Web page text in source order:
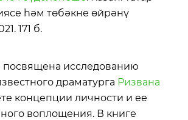
һәм төбәкне өйрәнү
171 б.
исследованию
драматурга Ризвана
концепции личности и ее
воплощения. В книге